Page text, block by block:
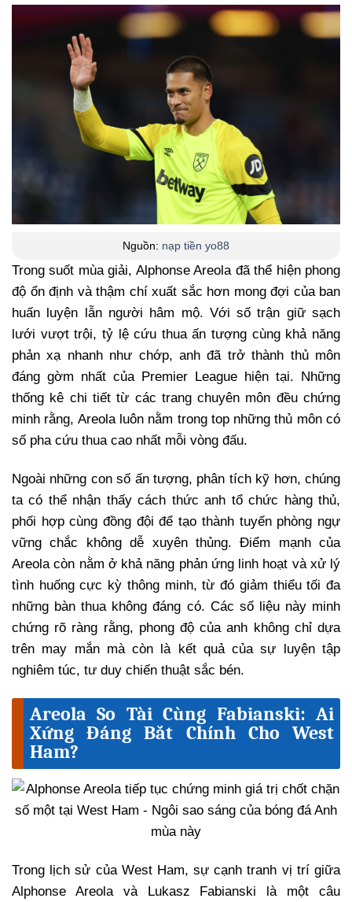
Nguồn: nạp tiền yo88
Trong suốt mùa giải, Alphonse Areola đã thể hiện phong
độ ổn định và thậm chí xuất sắc hơn mong đợi của ban
huấn luyện lẫn người hâm mộ. Với số trận giữ sạch
lưới vượt trội, tỷ lệ cứu thua ấn tượng cùng khả năng
phản xạ nhanh như chớp, anh đã trở thành thủ môn
đáng gờm nhất của Premier League hiện tại. Những
thống kê chi tiết từ các trang chuyên môn đều chứng
minh rằng, Areola luôn nằm trong top những thủ môn có
số pha cứu thua cao nhất mỗi vòng đấu.
Ngoài những con số ấn tượng, phân tích kỹ hơn, chúng
ta có thể nhận thấy cách thức anh tổ chức hàng thủ,
phối hợp cùng đồng đội để tạo thành tuyến phòng ngự
vững chắc không dễ xuyên thủng. Điểm mạnh của
Areola còn nằm ở khả năng phản ứng linh hoạt và xử lý
tình huống cực kỳ thông minh, từ đó giảm thiểu tối đa
những bàn thua không đáng có. Các số liệu này minh
chứng rõ ràng rằng, phong độ của anh không chỉ dựa
trên may mắn mà còn là kết quả của sự luyện tập
nghiêm túc, tư duy chiến thuật sắc bén.
Areola So Tài Cùng Fabianski: Ai
Xứng Đáng Bắt Chính Cho West
Ham?
Trong lịch sử của West Ham, sự cạnh tranh vị trí giữa
Alphonse Areola và Lukasz Fabianski là một câu